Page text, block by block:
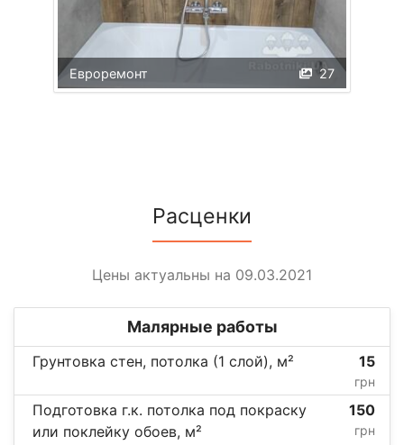
27
Евроремонт
Расценки
Цены актуальны на 09.03.2021
Малярные работы
Грунтовка стен, потолка (1 слой), м² 15
грн
Подготовка г.к. потолка под покраску
или поклейку обоев, м²
150
грн